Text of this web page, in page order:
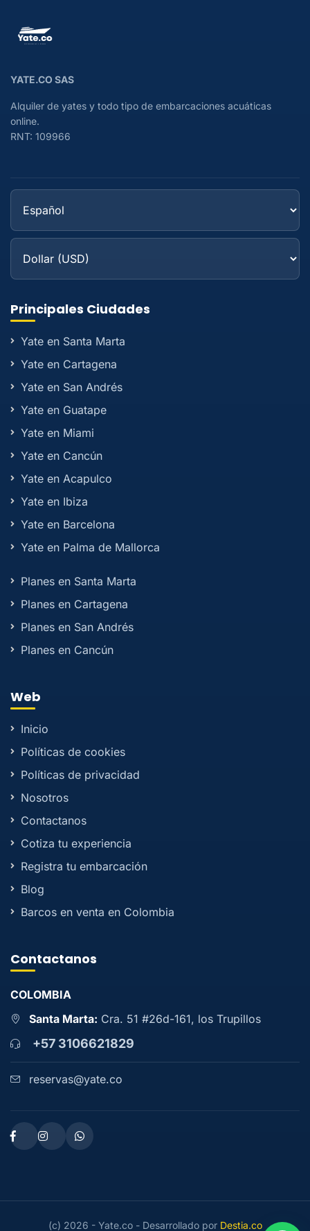
YATE.CO SAS
Alquiler de yates y todo tipo de embarcaciones acuáticas
online.
RNT: 109966
Principales Ciudades
Yate en Santa Marta
Yate en Cartagena
Yate en San Andrés
Yate en Guatape
Yate en Miami
Yate en Cancún
Yate en Acapulco
Yate en Ibiza
Yate en Barcelona
Yate en Palma de Mallorca
Planes en Santa Marta
Planes en Cartagena
Planes en San Andrés
Planes en Cancún
Web
Inicio
Políticas de cookies
Políticas de privacidad
Nosotros
Contactanos
Cotiza tu experiencia
Registra tu embarcación
Blog
Barcos en venta en Colombia
Contactanos
COLOMBIA
Santa Marta: Cra. 51 #26d-161, los Trupillos
+57 3106621829
reservas@yate.co
(c) 2026 - Yate.co - Desarrollado por Destia.co